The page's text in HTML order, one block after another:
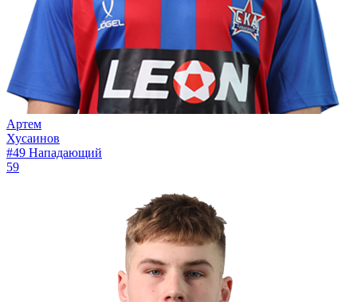
Артем
Хусаинов
#49 Нападающий
59